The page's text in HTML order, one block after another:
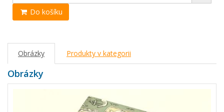
Do košíku
Obrázky Produkty v kategorii
Obrázky